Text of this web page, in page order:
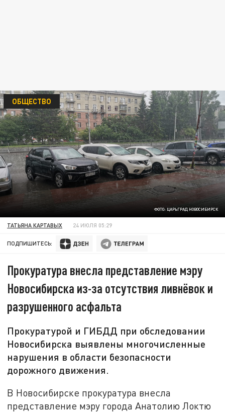
ФОТО: ЦАРЬГРАД НОВОСИБИРСК
ОБЩЕСТВО
ТАТЬЯНА КАРТАВЫХ 24 ИЮЛЯ 05:29
ПОДПИШИТЕСЬ:
Прокуратура внесла представление мэру
Новосибирска из-за отсутствия ливнёвок и
разрушенного асфальта
Прокуратурой и ГИБДД при обследовании
Новосибирска выявлены многочисленные
нарушения в области безопасности
дорожного движения.
В Новосибирске прокуратура внесла
представление мэру города Анатолию Локтю